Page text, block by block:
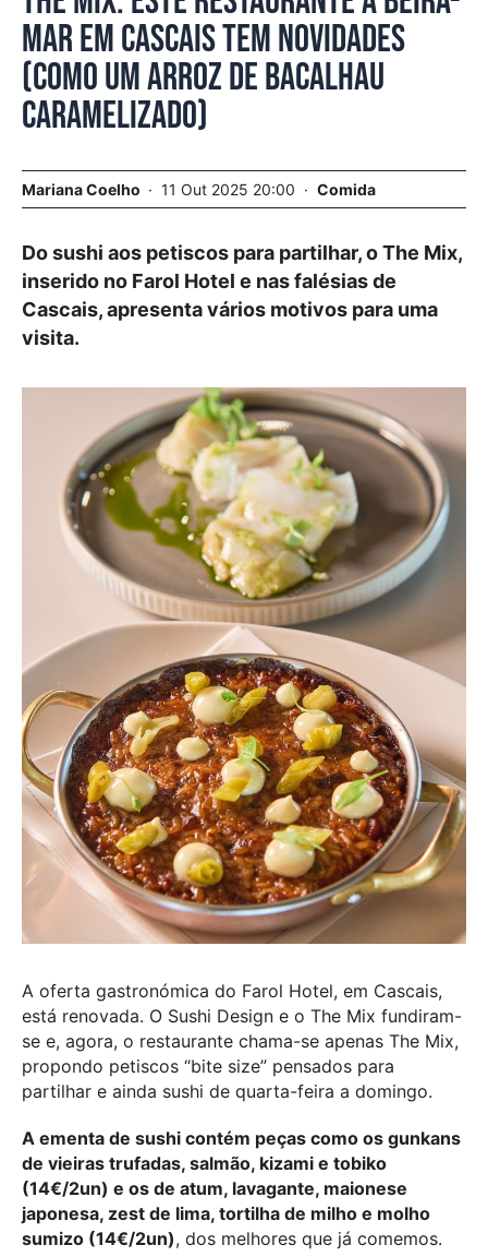
mar em Cascais tem novidades
(como um arroz de bacalhau
caramelizado)
Mariana Coelho 11 Out 2025 20:00 Comida
Do sushi aos petiscos para partilhar, o The Mix,
inserido no Farol Hotel e nas falésias de
Cascais, apresenta vários motivos para uma
visita.
A oferta gastronómica do Farol Hotel, em Cascais,
está renovada. O Sushi Design e o The Mix fundiram-
se e, agora, o restaurante chama-se apenas The Mix,
propondo petiscos “bite size” pensados para
partilhar e ainda sushi de quarta-feira a domingo.
A ementa de sushi contém peças como os gunkans
de vieiras trufadas, salmão, kizami e tobiko
(14€/2un) e os de atum, lavagante, maionese
japonesa, zest de lima, tortilha de milho e molho
sumizo (14€/2un), dos melhores que já comemos.